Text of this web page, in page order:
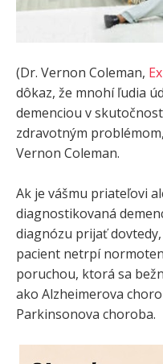
(Dr. Vernon Coleman,
dôkaz, že mnohí ľudia
demenciou v
zdravotným
Vernon Coleman.
Ak je vášmu priateľovi
diagnostikovaná
diagnózu prijať
pacient netrpí
poruchou, ktorá sa
ako Alzheimerova
Parkinsonova choroba.